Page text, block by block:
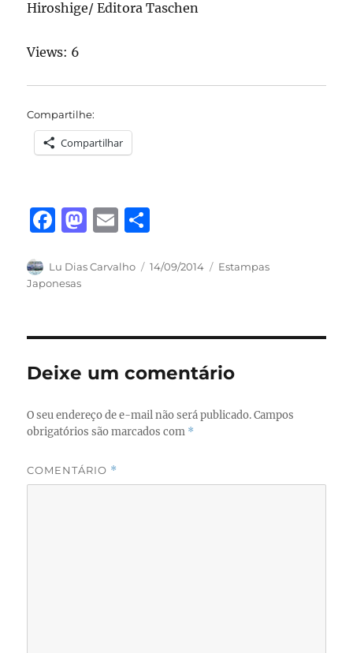
Hiroshige/ Editora Taschen
Views: 6
Compartilhe:
Compartilhar
F
c
e
o
o
M
st
o
n
E
ai a
Autor
Lu Dias Carvalho
Publicado
14/09/2014 Categorias
Estampas
Japonesas
Deixe um comentário
O seu endereço de e-mail não será publicado. Campos
obrigatórios são marcados com *
COMENTÁRIO *